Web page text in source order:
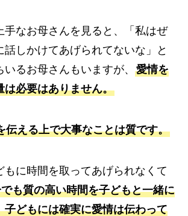
手なお母さんを見ると、「私はぜ
話しかけてあげられてないな」と
るお母さんもいますが、 愛情を
は必要はありません。
伝える上で大事なことは質です。
もに時間を取ってあげられなくて
も質の高い時間を子どもと一緒に
子どもには確実に愛情は伝わって